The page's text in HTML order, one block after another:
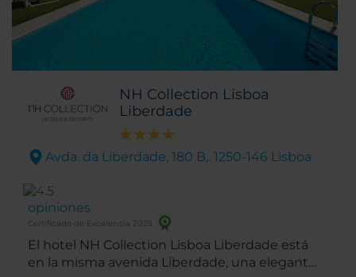
NH Collection Lisboa
Liberdade
Avda. da Liberdade, 180 B,. 1250-146 Lisboa
opiniones
Certificado de Excelencia 2025
El hotel NH Collection Lisboa Liberdade está
en la misma avenida Liberdade, una elegante